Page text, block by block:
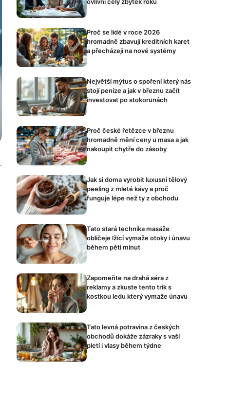
Proč se lidé v roce 2026
hromadně zbavují kreditních karet
a přecházejí na nové systémy
Největší mýtus o spoření který nás
stojí peníze a jak v březnu začít
investovat po stokorunách
Proč české řetězce v březnu
hromadně mění ceny u masa a jak
nakoupit chytře do zásoby
Jak si doma vyrobit luxusní tělový
peeling z mleté kávy a proč
funguje lépe než ty z obchodu
Tato stará technika masáže
obličeje lžící vymaže otoky i únavu
během pěti minut
Zapomeňte na drahá séra z
reklamy a zkuste tento trik s
kostkou ledu který vymaže únavu
Tato levná potravina z českých
obchodů dokáže zázraky s vaší
pletí i vlasy během týdne